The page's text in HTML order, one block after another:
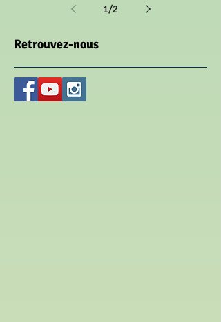
Retrouvez-nous
1/2